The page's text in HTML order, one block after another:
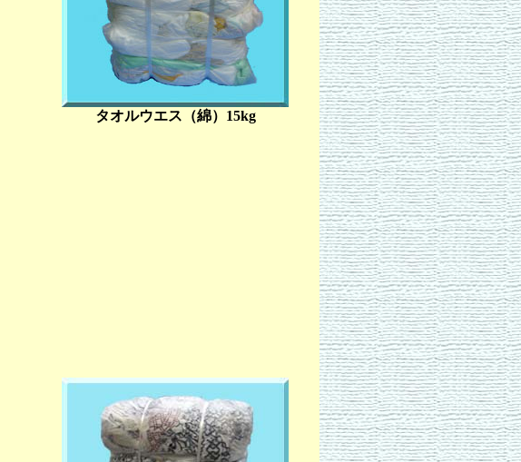
タオルウエス（綿）15kg